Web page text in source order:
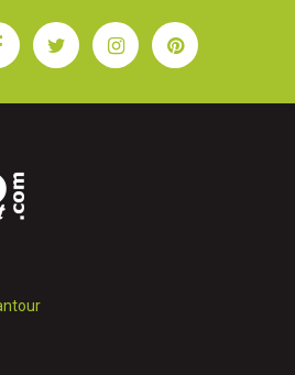
FacebookTwitterInstagramPinterest